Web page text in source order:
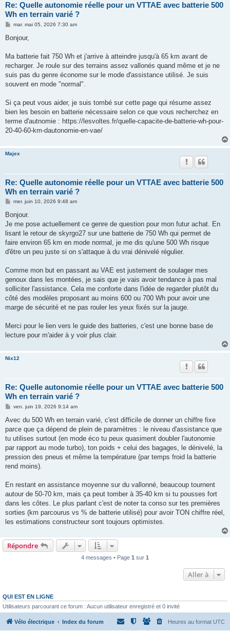
Re: Quelle autonomie réelle pour un VTTAE avec batterie 500
Wh en terrain varié ?
M
s
g
mar. mai 05, 2026 7:30 am
Bonjour,
Ma batterie fait 750 Wh et j'arrive à atteindre jusqu'à 65 km avant de
recharger. Je roule sur des terrains assez vallonés quand même et je ne
suis pas du genre économe sur le mode d'assistance utilisé. Je suis
souvent en mode "normal".
Si ça peut vous aider, je suis tombé sur cette page qui résume assez
bien les besoin en batterie nécessaire selon ce que vous recherchez en
terme d'autnomie : https://lesvoltes.fr/quelle-capacite-de-batterie-wh-pour-
20-40-60-km-dautonomie-en-vae/
Majex
Re: Quelle autonomie réelle pour un VTTAE avec batterie 500
Wh en terrain varié ?
M
s
a
g
mer. juin 10, 2026 9:48 am
Bonjour.
Je me pose actuellement ce genre de question pour mon futur achat. En
lisant le retour de skyrgo27 sur une batterie de 750 Wh qui permet de
faire environ 65 km en mode normal, je me dis qu'une 500 Wh risque
d'être un peu juste si on s'attaque à du vrai dénivelé régulier.
Comme mon but en passant au VAE est justement de soulager mes
genoux dans les montées, je sais que je vais avoir tendance à pas mal
solliciter l'assistance. Cela me conforte dans l'idée de regarder plutôt du
côté des modèles proposant au moins 600 ou 700 Wh pour avoir une
marge de sécurité et ne pas rouler les yeux fixés sur la jauge.
Merci pour le lien vers le guide des batteries, c'est une bonne base de
lecture pour m'aider à y voir plus clair.
Nix12
Re: Quelle autonomie réelle pour un VTTAE avec batterie 500
Wh en terrain varié ?
M
s
a
g
ven. juin 19, 2026 9:14 am
Avec du 500 Wh en terrain varié, c'est difficile de donner un chiffre fixe
parce que ça dépend de plein de paramètres : le niveau d'assistance que
tu utilises surtout (en mode éco tu peux quasiment doubler l'autonomie
par rapport au mode turbo), ton poids + celui des bagages, le dénivelé, la
pression des pneus et même la température (par temps froid la batterie
rend moins).
En restant en assistance moyenne sur du vallonné, beaucoup tournent
autour de 50-70 km, mais ça peut tomber à 35-40 km si tu pousses fort
dans les côtes. Le plus parlant c'est de noter ta conso sur tes premières
sorties (km parcourus vs % de batterie utilisé) pour avoir TON chiffre réel,
les estimations constructeur sont toujours optimistes.
Répondre
4 messages • Page 1 sur 1
Aller à
QUI EST EN LIGNE
Utilisateurs parcourant ce forum : Aucun utilisateur enregistré et 0 invité
Vélo électrique Index du forum Heures au format UTC